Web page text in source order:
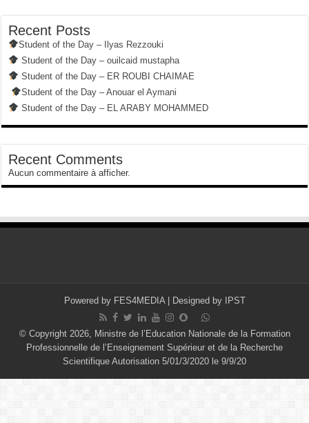
Recent Posts
Student of the Day – Ilyas Rezzouki
Student of the Day – ouilcaid mustapha
Student of the Day – ER ROUBI CHAIMAE
Student of the Day – Anouar el Aymani
Student of the Day – EL ARABY MOHAMMED
Recent Comments
Aucun commentaire à afficher.
Powered by FES4MEDIA| Designed by IPST
© Copyright 2026, Ministre de l’Education Nationale de la Formation
Professionnelle de l’Enseignement Supérieur et de la Recherche
Scientifique Autorisation 5/01/3/2020 le 9/9/20